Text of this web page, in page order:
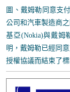
圖、戴姆勒同意支
公司和汽車製造商
基亞(Nokia)與戴姆
明，戴姆勒已經同
授權協議而結束了